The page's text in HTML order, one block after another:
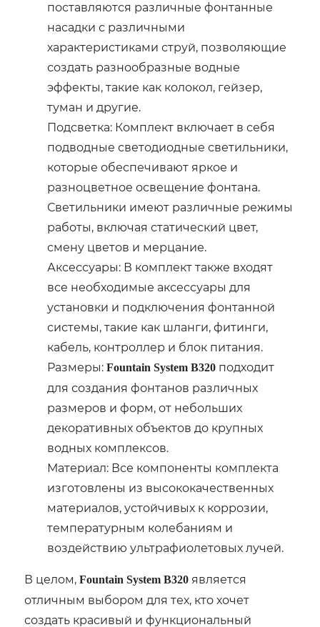
поставляются различные фонтанные
насадки с различными
характеристиками струй, позволяющие
создать разнообразные водные
эффекты, такие как колокол, гейзер,
туман и другие.
Подсветка: Комплект включает в себя
подводные светодиодные светильники,
которые обеспечивают яркое и
разноцветное освещение фонтана.
Светильники имеют различные режимы
работы, включая статический цвет,
смену цветов и мерцание.
Аксессуары: В комплект также входят
все необходимые аксессуары для
установки и подключения фонтанной
системы, такие как шланги, фитинги,
кабель, контроллер и блок питания.
Размеры:Fountain System B320 подходит
для создания фонтанов различных
размеров и форм, от небольших
декоративных объектов до крупных
водных комплексов.
Материал: Все компоненты комплекта
изготовлены из высококачественных
материалов, устойчивых к коррозии,
температурным колебаниям и
воздействию ультрафиолетовых лучей.
В целом,Fountain System B320 является
отличным выбором для тех, кто хочет
создать красивый и функциональный